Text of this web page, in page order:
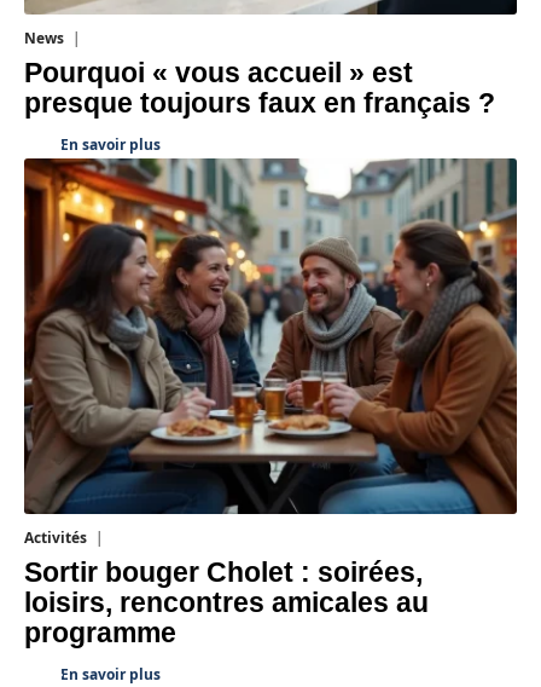
News
Pourquoi « vous accueil » est
presque toujours faux en français ?
En savoir plus
Activités
Sortir bouger Cholet : soirées,
loisirs, rencontres amicales au
programme
En savoir plus